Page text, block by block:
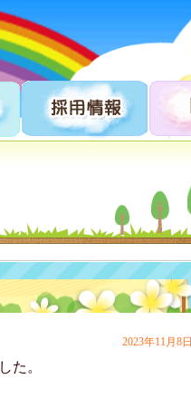
2023年11月8日
た。